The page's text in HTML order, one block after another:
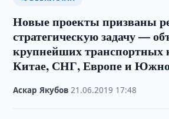
Новые проекты призваны
стратегическую задачу —
крупнейших транспортных
Китае, СНГ, Европе и
Аскар Якубов ·21.06.2019 17:48